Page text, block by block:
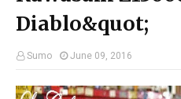
Diablo&quot;
Sumo June 09, 2016